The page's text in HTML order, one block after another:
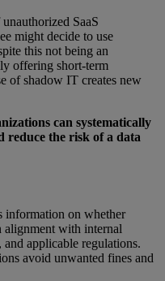
SaaS
might decide to use
this not being an
offering short-term
of shadow IT creates new
can systematically
reduce the risk of a data
information on whether
alignment with internal
applicable regulations.
avoid unwanted fines and